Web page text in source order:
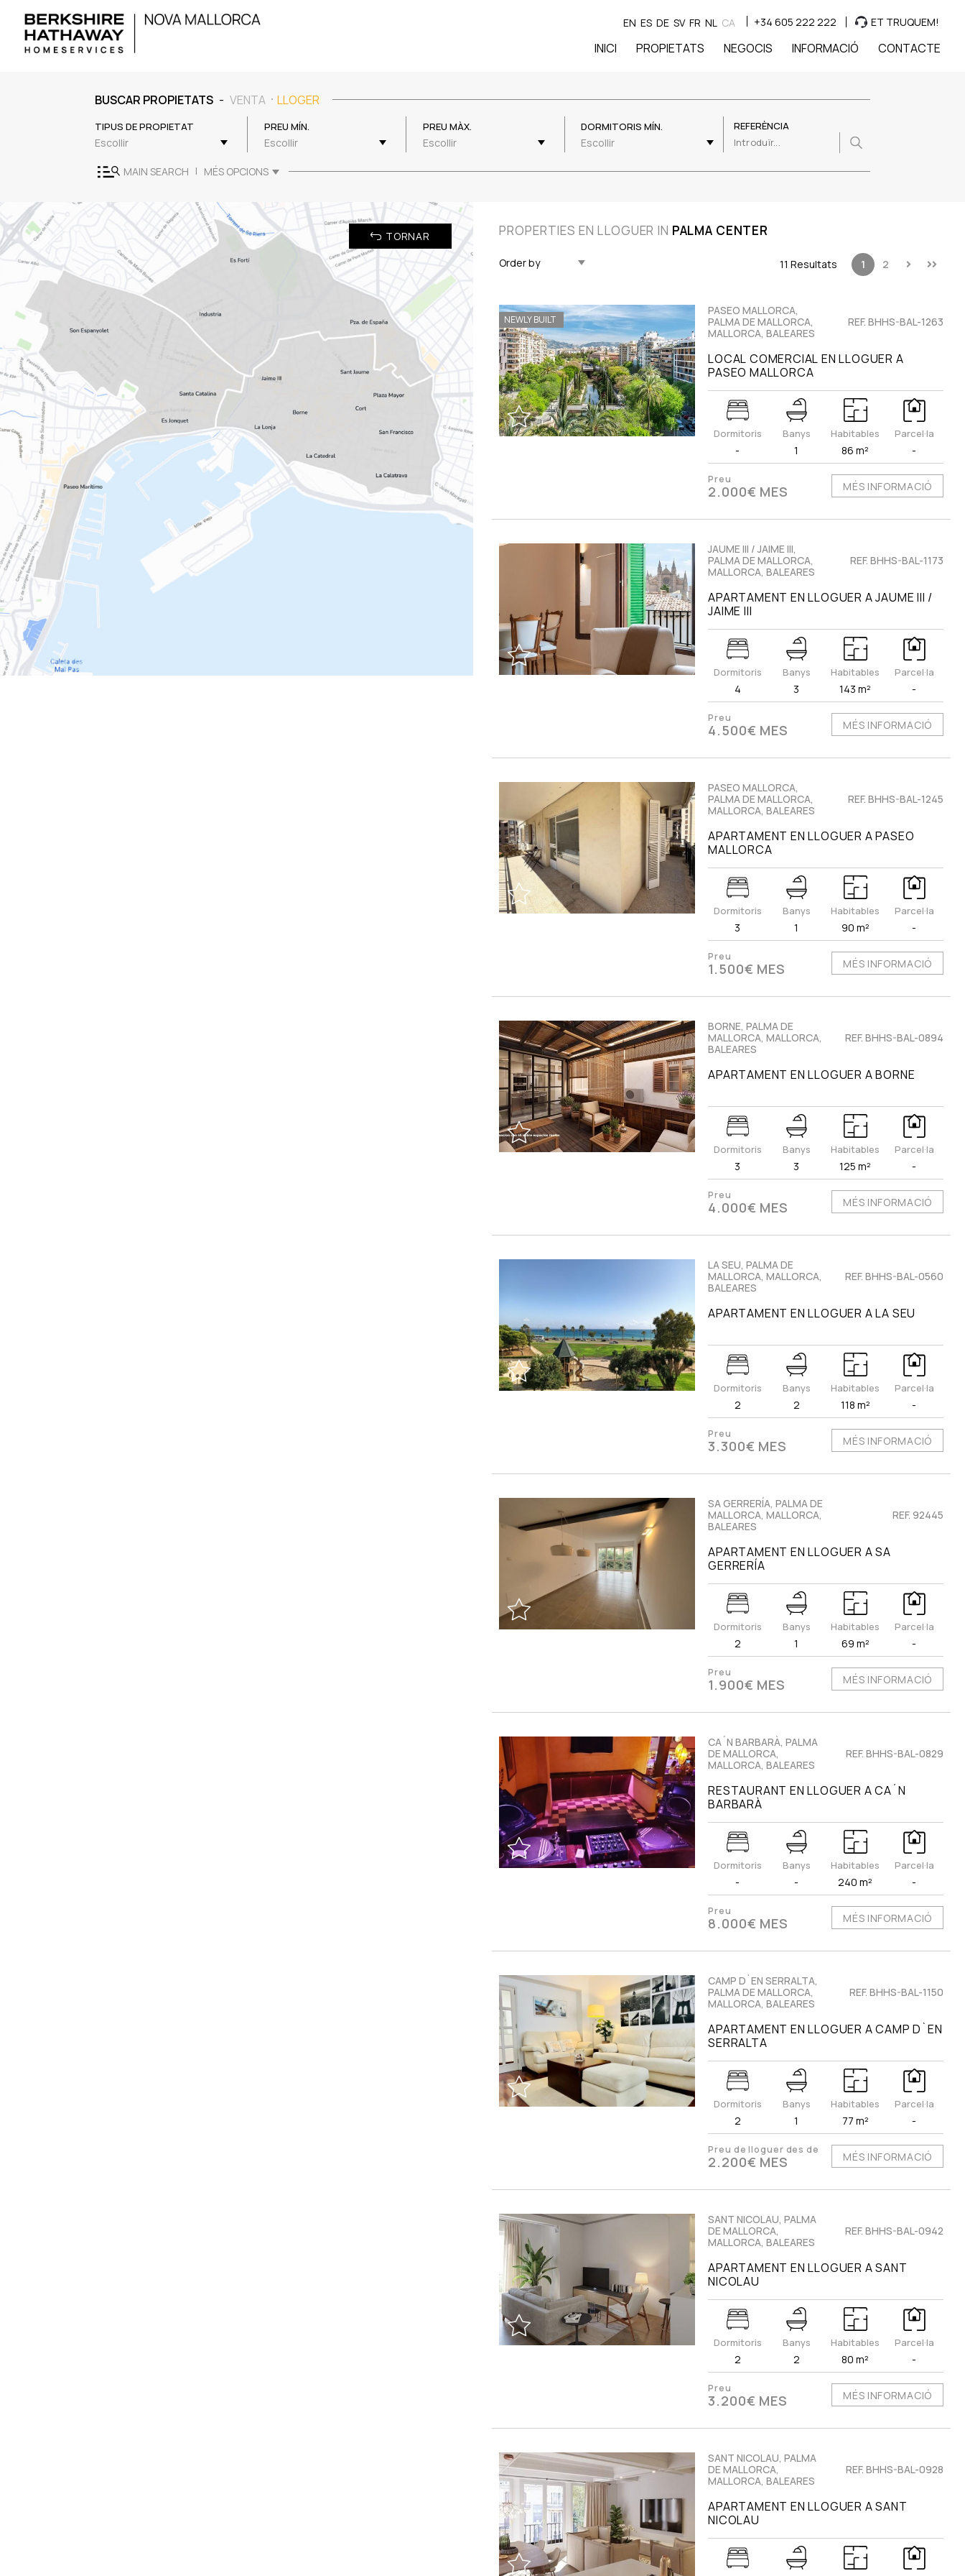
EN ES DE SV FR NL CA +34 605 222 222 ET TRUQUEM!
INICI PROPIETATS NEGOCIS INFORMACIÓ CONTACTE
BUSCAR PROPIETATS - VENTA LLOGER
REFERÈNCIA
TIPUS DE PROPIETAT
Escollir
PREU MÍN.
Escollir
PREU MÀX.
Escollir
DORMITORIS MÍN.
Escollir
MAIN SEARCH | MÉS OPCIONS
TORNAR PROPERTIES EN LLOGUER IN PALMA CENTER
Actualitzat Descendent 11 Resultats 1 2
NEWLY BUILT
PASEO MALLORCA,
PALMA DE MALLORCA,
MALLORCA, BALEARES
REF. BHHS-BAL-1263
LOCAL COMERCIAL EN LLOGUER A
PASEO MALLORCA
Dormitoris
-
Banys
1
Habitables
86 m²
Parcel·la
-
Preu
2.000€ MES MÉS INFORMACIÓ
JAUME III / JAIME III,
PALMA DE MALLORCA,
MALLORCA, BALEARES
REF. BHHS-BAL-1173
APARTAMENT EN LLOGUER A JAUME III /
JAIME III
Dormitoris
4
Banys
3
Habitables
143 m²
Parcel·la
-
Preu
4.500€ MES MÉS INFORMACIÓ
PASEO MALLORCA,
PALMA DE MALLORCA,
MALLORCA, BALEARES
REF. BHHS-BAL-1245
APARTAMENT EN LLOGUER A PASEO
MALLORCA
Dormitoris
3
Banys
1
Habitables
90 m²
Parcel·la
-
Preu
1.500€ MES MÉS INFORMACIÓ
BORNE, PALMA DE
MALLORCA, MALLORCA,
BALEARES
REF. BHHS-BAL-0894
APARTAMENT EN LLOGUER A BORNE
Dormitoris
3
Banys
3
Habitables
125 m²
Parcel·la
-
Preu
4.000€ MES MÉS INFORMACIÓ
LA SEU, PALMA DE
MALLORCA, MALLORCA,
BALEARES
REF. BHHS-BAL-0560
APARTAMENT EN LLOGUER A LA SEU
Dormitoris
2
Banys
2
Habitables
118 m²
Parcel·la
-
Preu
3.300€ MES MÉS INFORMACIÓ
SA GERRERÍA, PALMA DE
MALLORCA, MALLORCA,
BALEARES
REF. 92445
APARTAMENT EN LLOGUER A SA
GERRERÍA
Dormitoris
2
Banys
1
Habitables
69 m²
Parcel·la
-
Preu
1.900€ MES MÉS INFORMACIÓ
CA´N BARBARÀ, PALMA
DE MALLORCA,
MALLORCA, BALEARES
REF. BHHS-BAL-0829
RESTAURANT EN LLOGUER A CA´N
BARBARÀ
Dormitoris
-
Banys
-
Habitables
240 m²
Parcel·la
-
Preu
8.000€ MES MÉS INFORMACIÓ
CAMP D`EN SERRALTA,
PALMA DE MALLORCA,
MALLORCA, BALEARES
REF. BHHS-BAL-1150
APARTAMENT EN LLOGUER A CAMP D`EN
SERRALTA
Dormitoris
2
Banys
1
Habitables
77 m²
Parcel·la
-
Preu de lloguer des de
2.200€ MES MÉS INFORMACIÓ
SANT NICOLAU, PALMA
DE MALLORCA,
MALLORCA, BALEARES
REF. BHHS-BAL-0942
APARTAMENT EN LLOGUER A SANT
NICOLAU
Dormitoris
2
Banys
2
Habitables
80 m²
Parcel·la
-
Preu
3.200€ MES MÉS INFORMACIÓ
SANT NICOLAU, PALMA
DE MALLORCA,
MALLORCA, BALEARES
REF. BHHS-BAL-0928
APARTAMENT EN LLOGUER A SANT
NICOLAU